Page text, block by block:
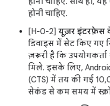
होनी चाहिए.
[H-0-2] यूज़र इंटरफ़ेस
डिवाइस में सेट किए गए
ज़रूरी है कि
मिले. इसके लिए,
(CTS) में तय की गई
सेकंड से कम समय में